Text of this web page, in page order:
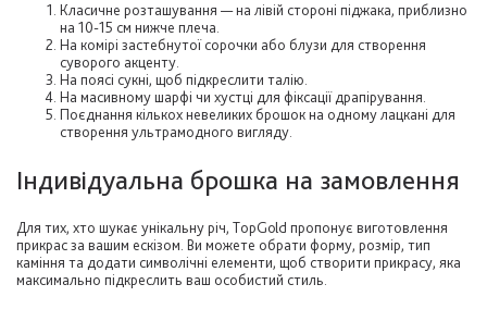
Класичне розташування — на лівій стороні піджака, приблизно
на 10-15 см нижче плеча.
На комірі застебнутої сорочки або блузи для створення
суворого акценту.
На поясі сукні, щоб підкреслити талію.
На масивному шарфі чи хустці для фіксації драпірування.
Поєднання кількох невеликих брошок на одному лацкані для
створення ультрамодного вигляду.
Індивідуальна брошка на замовлення
Для тих, хто шукає унікальну річ, TopGold пропонує виготовлення
прикрас за вашим ескізом. Ви можете обрати форму, розмір, тип
каміння та додати символічні елементи, щоб створити прикрасу, яка
максимально підкреслить ваш особистий стиль.